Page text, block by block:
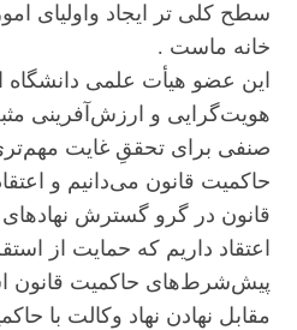
سطح کلی تر ایجاد واولیای
خانه ماست .
این عضو هیأت علمی دانشگاه
هویت‌گرایی و ارزش‌آفرینی
صنفی برای تحققِ غایت
حاکمیت قانون می‌دانیم و
قانون در گرو گسترش
اعتقاد داریم که حمایت از
پیش‌شرط‌های حاکمیت قانون
مقابل نهادن نهاد وکالت با